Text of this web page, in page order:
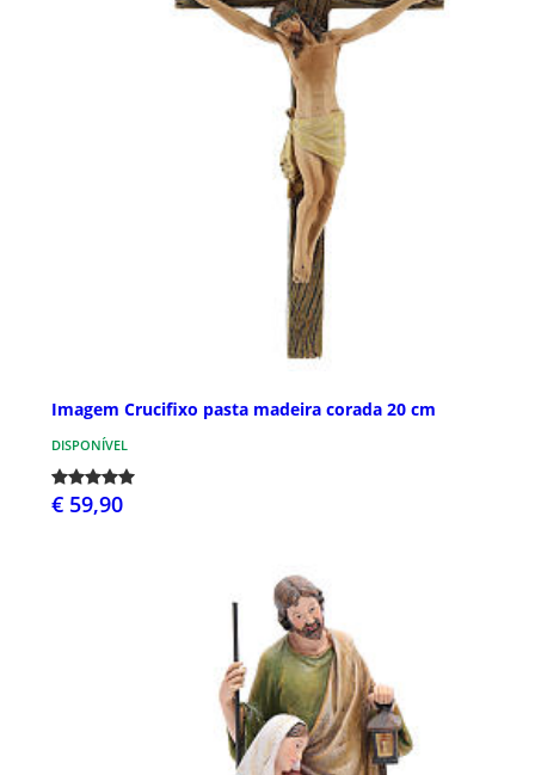
Imagem Crucifixo pasta madeira corada 20 cm
DISPONÍVEL
€ 59,90